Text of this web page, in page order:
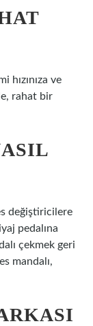
hızınıza ve
rahat bir
değiştiricilere
pedalına
çekmek geri
mandalı,